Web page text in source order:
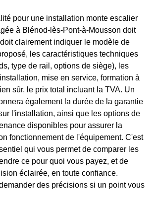
pour une installation monte escalier
à Blénod-lès-Pont-à-Mousson doit
clairement indiquer le modèle de
les caractéristiques techniques
type de rail, options de siège), les
mise en service, formation à
sûr, le prix total incluant la TVA. Un
également la durée de la garantie
l'installation, ainsi que les options de
disponibles pour assurer la
fonctionnement de l'équipement. C'est
qui vous permet de comparer les
ce pour quoi vous payez, et de
éclairée, en toute confiance.
des précisions si un point vous